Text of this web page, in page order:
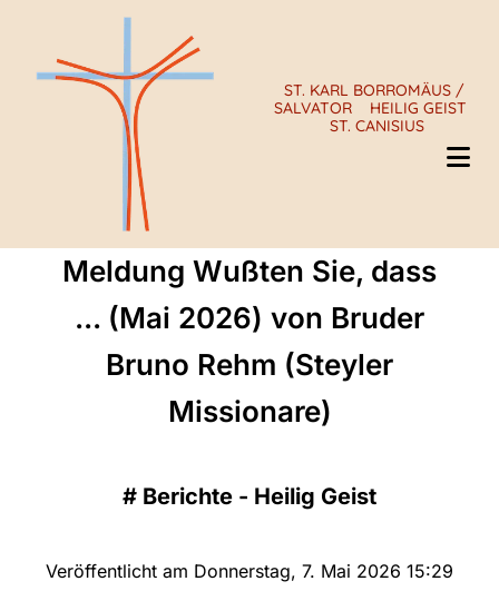
ST. KARL BORROMÄUS /
SALVATOR
HEILIG GEIST
ST. CANISIUS
Meldung Wußten Sie, dass
... (Mai 2026) von Bruder
Bruno Rehm (Steyler
Missionare)
# Berichte - Heilig Geist
Veröffentlicht am Donnerstag, 7. Mai 2026 15:29